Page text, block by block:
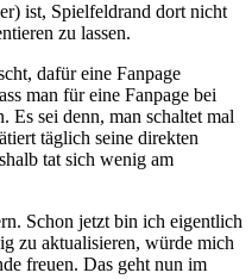
ist, Spielfeldrand dort nicht
zu lassen.
dafür eine Fanpage
man für eine Fanpage bei
Es sei denn, man schaltet mal
täglich seine direkten
tat sich wenig am
Schon jetzt bin ich eigentlich
zu aktualisieren, würde mich
freuen. Das geht nun im